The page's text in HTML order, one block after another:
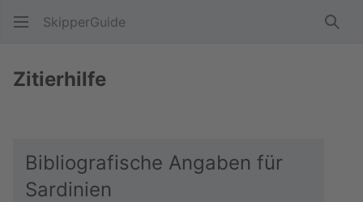
SkipperGuide
Zitierhilfe
Bibliografische Angaben für
Sardinien